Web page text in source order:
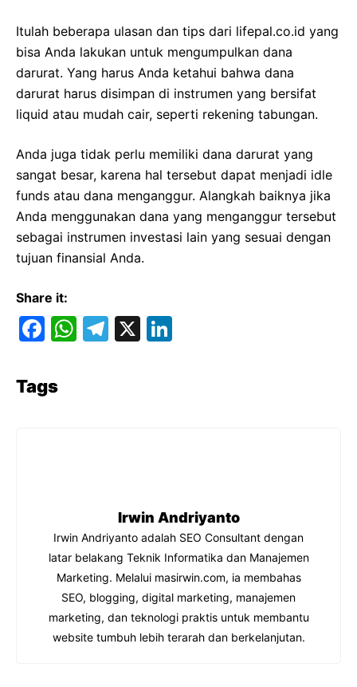
Itulah beberapa ulasan dan tips dari lifepal.co.id yang
bisa Anda lakukan untuk mengumpulkan dana
darurat. Yang harus Anda ketahui bahwa dana
darurat harus disimpan di instrumen yang bersifat
liquid atau mudah cair, seperti rekening tabungan.
Anda juga tidak perlu memiliki dana darurat yang
sangat besar, karena hal tersebut dapat menjadi idle
funds atau dana menganggur. Alangkah baiknya jika
Anda menggunakan dana yang menganggur tersebut
sebagai instrumen investasi lain yang sesuai dengan
tujuan finansial Anda.
Share it:
F
c
e
W T
X
Tags
Irwin Andriyanto
Irwin Andriyanto adalah SEO Consultant dengan
latar belakang Teknik Informatika dan Manajemen
Marketing. Melalui masirwin.com, ia membahas
SEO, blogging, digital marketing, manajemen
marketing, dan teknologi praktis untuk membantu
website tumbuh lebih terarah dan berkelanjutan.